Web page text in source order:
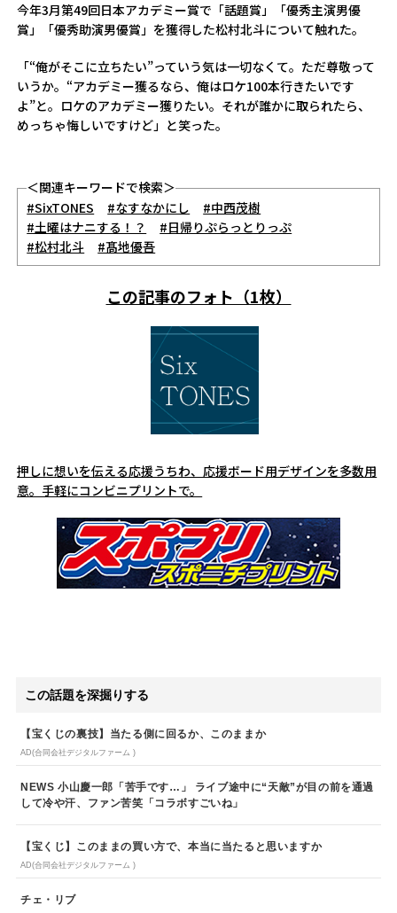
今年3月第49回日本アカデミー賞で「話題賞」「優秀主演男優
賞」「優秀助演男優賞」を獲得した松村北斗について触れた。
「“俺がそこに立ちたい”っていう気は一切なくて。ただ尊敬って
いうか。“アカデミー獲るなら、俺はロケ100本行きたいです
よ”と。ロケのアカデミー獲りたい。それが誰かに取られたら、
めっちゃ悔しいですけど」と笑った。
＜関連キーワードで検索＞
#SixTONES
#なすなかにし
#中西茂樹
#土曜はナニする！？
#日帰りぷらっとりっぷ
#松村北斗
#髙地優吾
この記事のフォト（1枚）
押しに想いを伝える応援うちわ、応援ボード用デザインを多数用
意。手軽にコンビニプリントで。
この話題を深掘りする
【宝くじの裏技】当たる側に回るか、このままか
AD(合同会社デジタルファーム )
NEWS 小山慶一郎「苦手です…」 ライブ途中に“天敵”が目の前を通過
して冷や汗、ファン苦笑「コラボすごいね」
【宝くじ】このままの買い方で、本当に当たると思いますか
AD(合同会社デジタルファーム )
チェ・リブ